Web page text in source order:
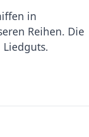
in
Reihen. Die